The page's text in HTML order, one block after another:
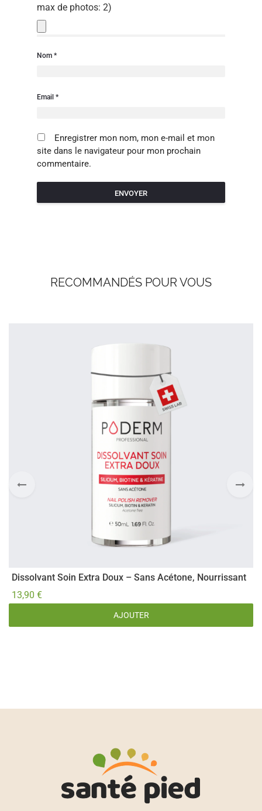
max de photos: 2)
Nom
Email
Enregistrer mon nom, mon e-mail et mon
site dans le navigateur pour mon prochain
commentaire.
RECOMMANDÉS POUR VOUS
Dissolvant Soin Extra Doux – Sans Acétone, Nourrissant
13,90 €
AJOUTER